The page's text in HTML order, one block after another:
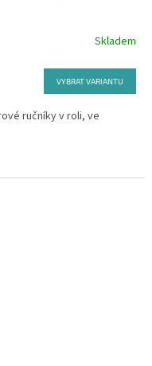
Skladem
VYBRAT VARIANTU
ručníky v roli, ve